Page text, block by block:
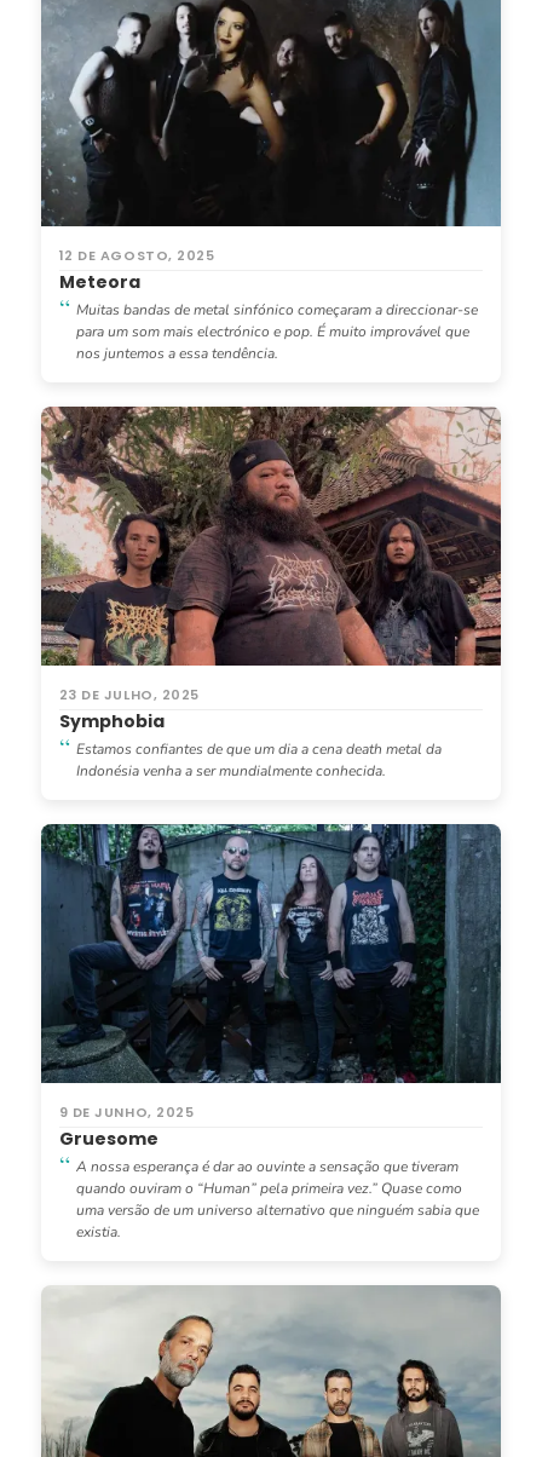
12 DE AGOSTO, 2025
Meteora
Muitas bandas de metal sinfónico começaram a direccionar-se
para um som mais electrónico e pop. É muito improvável que
nos juntemos a essa tendência.
23 DE JULHO, 2025
Symphobia
Estamos confiantes de que um dia a cena death metal da
Indonésia venha a ser mundialmente conhecida.
9 DE JUNHO, 2025
Gruesome
A nossa esperança é dar ao ouvinte a sensação que tiveram
quando ouviram o “Human” pela primeira vez.” Quase como
uma versão de um universo alternativo que ninguém sabia que
existia.